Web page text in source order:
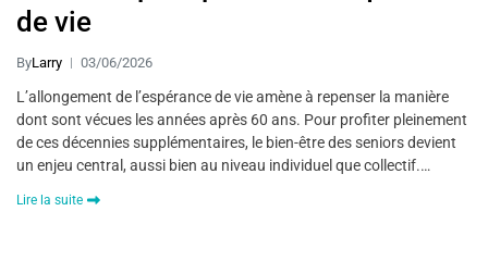
de vie
ByLarry 03/06/2026
L’allongement de l’espérance de vie amène à repenser la manière
dont sont vécues les années après 60 ans. Pour profiter pleinement
de ces décennies supplémentaires, le bien-être des seniors devient
un enjeu central, aussi bien au niveau individuel que collectif.…
Lire la suite